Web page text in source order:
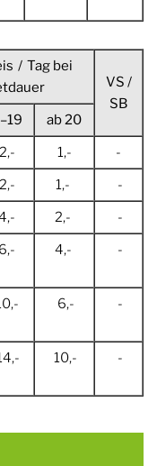
/ Tag bei
VS /
SB
ab 20
2,- 1,-
-
2,- 1,-
-
2,-
-
6,- 4,- -
6,- -
10,- -